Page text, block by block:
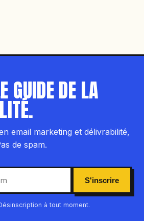
GUIDE DE LA
email marketing et délivrabilité,
de spam.
S'inscrire
à tout moment.